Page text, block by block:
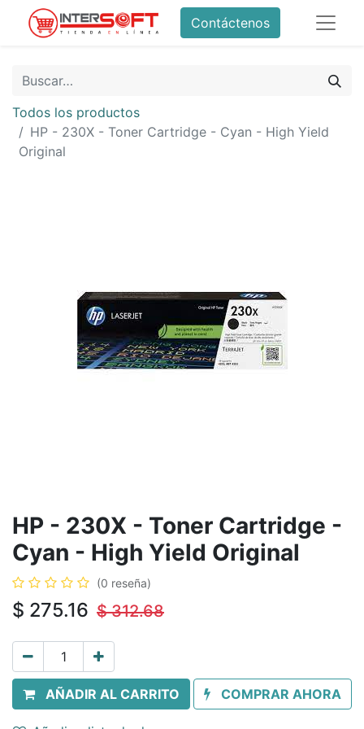
Contáctenos
Todos los productos
HP - 230X - Toner Cartridge - Cyan - High Yield
Original
HP - 230X - Toner Cartridge -
Cyan - High Yield Original
(0 reseña)
$ 275.16 $312.68
AÑADIR AL CARRITO COMPRAR AHORA